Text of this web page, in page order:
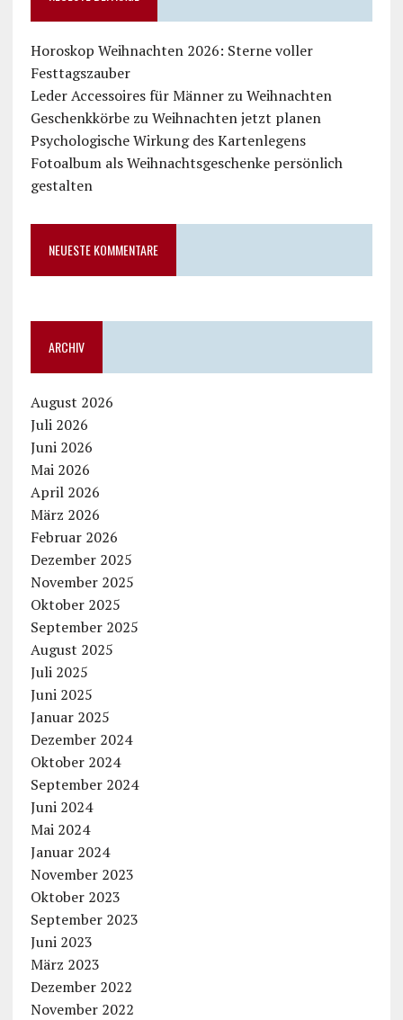
Horoskop Weihnachten 2026: Sterne voller
Festtagszauber
Leder Accessoires für Männer zu Weihnachten
Geschenkkörbe zu Weihnachten jetzt planen
Psychologische Wirkung des Kartenlegens
Fotoalbum als Weihnachtsgeschenke persönlich
gestalten
NEUESTE KOMMENTARE
ARCHIV
August 2026
Juli 2026
Juni 2026
Mai 2026
April 2026
März 2026
Februar 2026
Dezember 2025
November 2025
Oktober 2025
September 2025
August 2025
Juli 2025
Juni 2025
Januar 2025
Dezember 2024
Oktober 2024
September 2024
Juni 2024
Mai 2024
Januar 2024
November 2023
Oktober 2023
September 2023
Juni 2023
März 2023
Dezember 2022
November 2022